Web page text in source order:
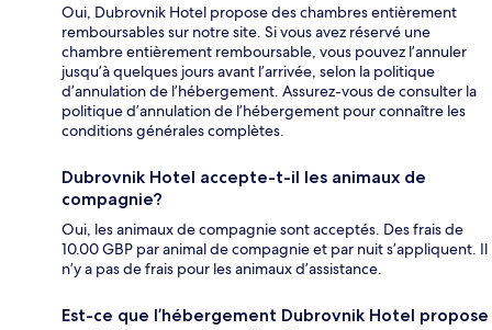
Oui, Dubrovnik Hotel propose des chambres entièrement
remboursables sur notre site. Si vous avez réservé une
chambre entièrement remboursable, vous pouvez l’annuler
jusqu’à quelques jours avant l’arrivée, selon la politique
d’annulation de l’hébergement. Assurez-vous de consulter la
politique d’annulation de l’hébergement pour connaître les
conditions générales complètes.
Dubrovnik Hotel accepte-t-il les animaux de
compagnie?
Oui, les animaux de compagnie sont acceptés. Des frais de
10.00 GBP par animal de compagnie et par nuit s’appliquent. Il
n’y a pas de frais pour les animaux d’assistance.
Est-ce que l’hébergement Dubrovnik Hotel propose